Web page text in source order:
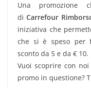
Una promozione
diCarrefour
iniziativa che
che si è speso per
sconto da 5 e da € 10.
Vuoi scoprire con
promo in questione?